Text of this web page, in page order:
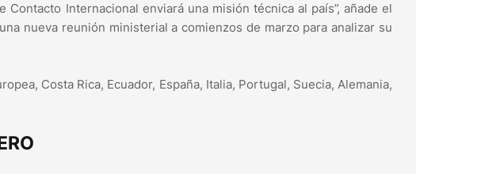
Internacional enviará una misión técnica al país”, añade el
nueva reunión ministerial a comienzos de marzo para analizar su
Costa Rica, Ecuador, España, Italia, Portugal, Suecia, Alemania,